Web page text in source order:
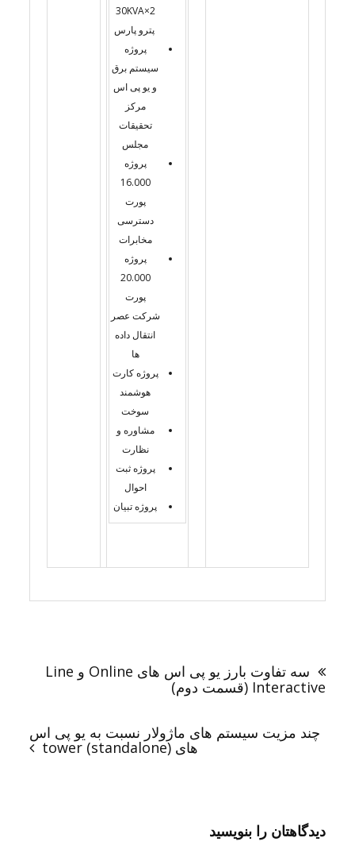
2×30KVA
پترو پارس
پروژه
سیستم برق
و یو پی اس
مرکز
تحقیقات
مجلس
پروژه
16.000
پورت
دسترسی
مخابرات
پروژه
20.000
پورت
شرکت عصر
انتقال داده
ها
پروژه کارت
هوشمند
سوخت
مشاوره و
نظارت
پروژه ثبت
احوال
پروژه تبیان
سه تفاوت بارز یو پی اس های Online و Line
Interactive (قسمت دوم)
چند مزیت سیستم های ماژولار نسبت به یو پی اس
های (tower (standalone
دیدگاهتان را بنویسید